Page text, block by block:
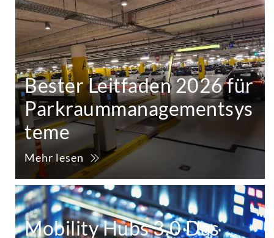
Bester Leitfaden 2026 für
Parkraummanagementsys
teme
Mehr lesen
Mobility Hubs 3.0 Das